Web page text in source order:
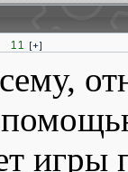
11 [+]